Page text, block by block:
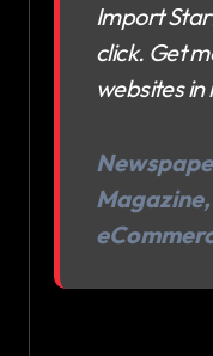
Import
click. Get
websites in